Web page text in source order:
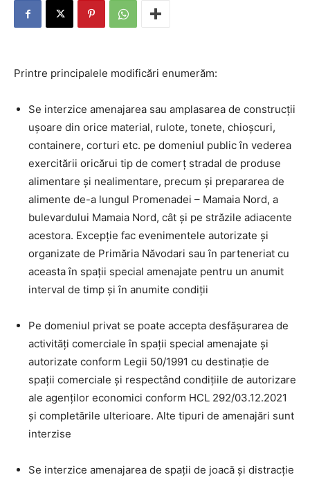
Printre principalele modificări enumerăm:
Se interzice amenajarea sau amplasarea de construcții
ușoare din orice material, rulote, tonete, chioșcuri,
containere, corturi etc. pe domeniul public în vederea
exercitării oricărui tip de comerț stradal de produse
alimentare și nealimentare, precum și prepararea de
alimente de-a lungul Promenadei – Mamaia Nord, a
bulevardului Mamaia Nord, cât și pe străzile adiacente
acestora. Excepție fac evenimentele autorizate și
organizate de Primăria Năvodari sau în parteneriat cu
aceasta în spații special amenajate pentru un anumit
interval de timp și în anumite condiții
Pe domeniul privat se poate accepta desfășurarea de
activități comerciale în spații special amenajate și
autorizate conform Legii 50/1991 cu destinație de
spații comerciale și respectând condițiile de autorizare
ale agenților economici conform HCL 292/03.12.2021
și completările ulterioare. Alte tipuri de amenajări sunt
interzise
Se interzice amenajarea de spații de joacă și distracție